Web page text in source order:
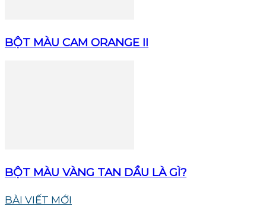
BỘT MÀU CAM ORANGE II
BỘT MÀU VÀNG TAN DẦU LÀ GÌ?
BÀI VIẾT MỚI